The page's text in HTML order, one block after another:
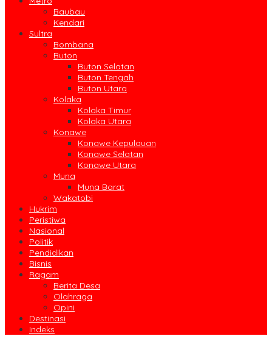
Baubau
Kendari
Sultra
Bombana
Buton
Buton Selatan
Buton Tengah
Buton Utara
Kolaka
Kolaka Timur
Kolaka Utara
Konawe
Konawe Kepulauan
Konawe Selatan
Konawe Utara
Muna
Muna Barat
Wakatobi
Hukrim
Peristiwa
Nasional
Politik
Pendidikan
Bisnis
Ragam
Berita Desa
Olahraga
Opini
Destinasi
Indeks